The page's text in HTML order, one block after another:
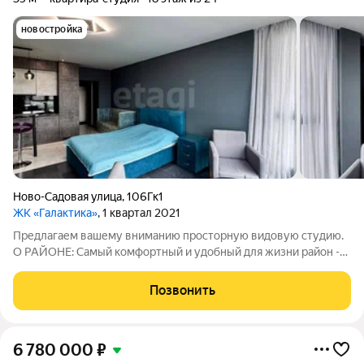
новостройка
Ново-Садовая улица,106Гк1
ЖК «Галактика», 1 квартал 2021
Предлагаем вашему вниманию просторную видовую студию.
О РАЙОНЕ: Самый комфортный и удобный для жизни район -
напротив дома, Звезда, бизнес центр Захар. Отличная
транспортная развязка позволяет
Позвонить
6 780 000 ₽